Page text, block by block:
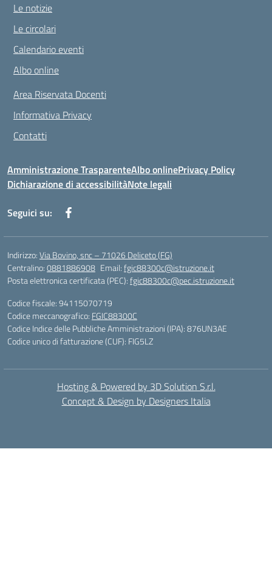
Le notizie
Le circolari
Calendario eventi
Albo online
Area Riservata Docenti
Informativa Privacy
Contatti
Amministrazione TrasparenteAlbo onlinePrivacy Policy
Dichiarazione di accessibilitàNote legali
Seguici su:
Indirizzo:Via Bovino, snc – 71026 Deliceto (FG)
Centralino:0881886908 Email:fgic88300c@istruzione.it
Posta elettronica certificata (PEC):fgic88300c@pec.istruzione.it
Codice fiscale: 94115070719
Codice meccanografico: FGIC88300C
Codice Indice delle Pubbliche Amministrazioni (IPA): 876UN3AE
Codice unico di fatturazione (CUF): FIG5LZ
Hosting & Powered by 3D Solution S.r.l.
Concept & Design by Designers Italia